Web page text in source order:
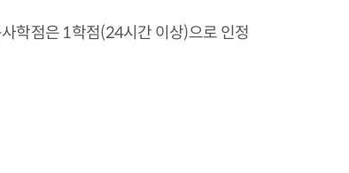
학점은 1학점(24시간 이상)으로 인정